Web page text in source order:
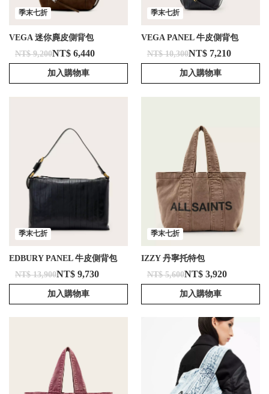
季末七折
VEGA 迷你麂皮側背包
NT$ 9,200NT$ 6,440
加入購物車
季末七折
VEGA PANEL 牛皮側背包
NT$ 10,300NT$ 7,210
加入購物車
季末七折
EDBURY PANEL 牛皮側背包
NT$ 13,900NT$ 9,730
加入購物車
季末七折
IZZY 丹寧托特包
NT$ 5,600NT$ 3,920
加入購物車